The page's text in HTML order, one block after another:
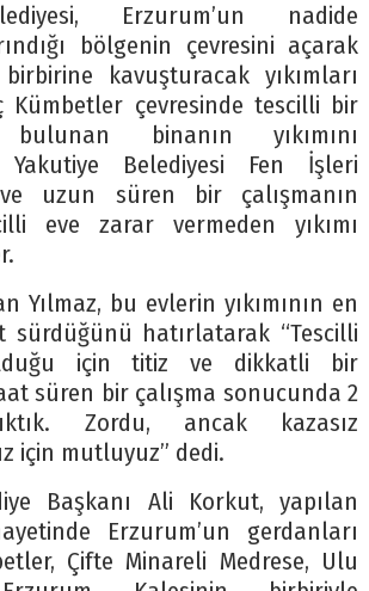
Erzurum’un nadide
bölgenin çevresini açarak
kavuşturacak yıkımları
Kümbetler çevresinde tescilli bir
binanın yıkımını
Yakutiye Belediyesi Fen İşleri
uzun süren bir çalışmanın
eve zarar vermeden yıkımı
Yılmaz, bu evlerin yıkımının en
sürdüğünü hatırlatarak “Tescilli
için titiz ve dikkatli bir
süren bir çalışma sonucunda 2
Zordu, ancak kazasız
için mutluyuz” dedi.
Başkanı Ali Korkut, yapılan
Erzurum’un gerdanları
Çifte Minareli Medrese, Ulu